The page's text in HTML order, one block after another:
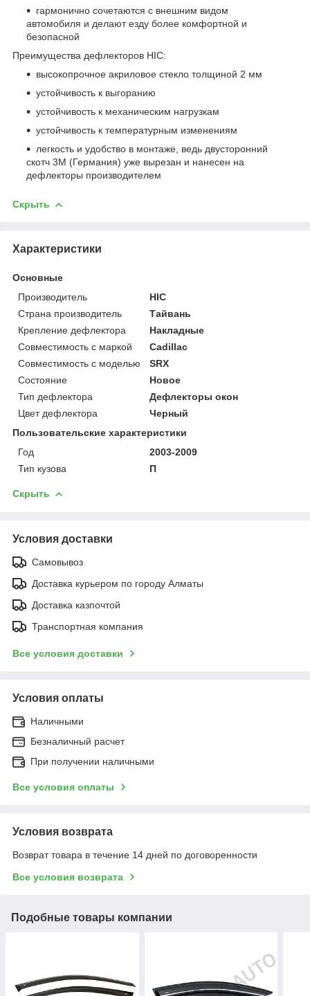
гармонично сочетаются с внешним видом
автомобиля и делают езду более комфортной и
безопасной
Преимущества дефлекторов HIC:
высокопрочное акриловое стекло толщиной 2 мм
устойчивость к выгоранию
устойчивость к механическим нагрузкам
устойчивость к температурным изменениям
легкость и удобство в монтаже, ведь двусторонний
скотч 3М (Германия) уже вырезан и нанесен на
дефлекторы производителем
Скрыть
Характеристики
Основные
Производитель
HIC
Страна производитель
Тайвань
Крепление дефлектора
Накладные
Совместимость с маркой
Cadillac
Совместимость с моделью
SRX
Состояние
Новое
Тип дефлектора
Дефлекторы окон
Цвет дефлектора
Черный
Пользовательские характеристики
Год
2003-2009
Тип кузова
П
Скрыть
Условия доставки
Самовывоз
Доставка курьером по городу Алматы
Доставка казпочтой
Транспортная компания
Все условия доставки
Условия оплаты
Наличными
Безналичный расчет
При получении наличными
Все условия оплаты
Условия возврата
Возврат товара в течение 14 дней по договоренности
Все условия возврата
Подобные товары компании